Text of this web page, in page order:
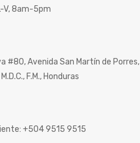
V, 8am-5pm
#80, Avenida San Martín de Porres,
F.M., Honduras
+504 9515 9515